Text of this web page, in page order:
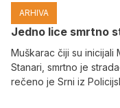
ARHIVA
Јedno lice smrtno
Muškarac čiji su inicijali
Stanari, smrtno je
rečeno je Srni iz